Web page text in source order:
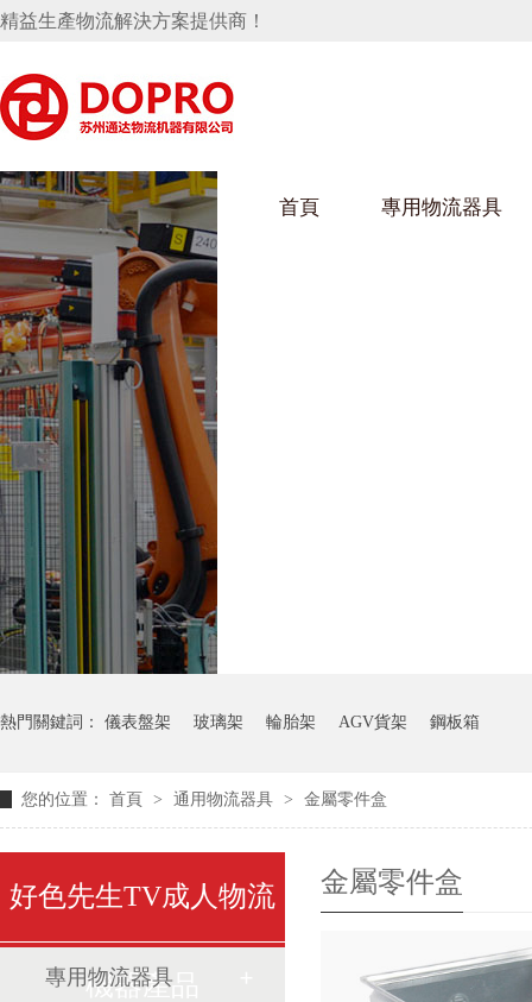
精益生產物流解決方案提供商！
首頁 專用物流器具
好色视频APP下载架
變速箱托盤 保險杠料架
輪胎架
衝壓件料架
儀表盤料架
轉向機料架
消聲器料架
懸掛料架
手推車
網箱
氣瓶料架
隱藏式馬桶水箱支架
汽車行業
衛浴行業
熱門關鍵詞： 儀表盤架 玻璃架 輪胎架 AGV貨架 鋼板箱
您的位置： 首頁 > 通用物流器具 > 金屬零件盒
金屬零件盒
好色先生TV成人物流
機器產品
專用物流器具